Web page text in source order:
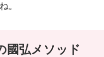
。
國弘メソッド